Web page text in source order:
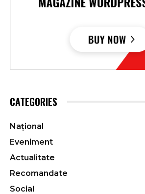
CATEGORIES
Național
Eveniment
Actualitate
Recomandate
Social